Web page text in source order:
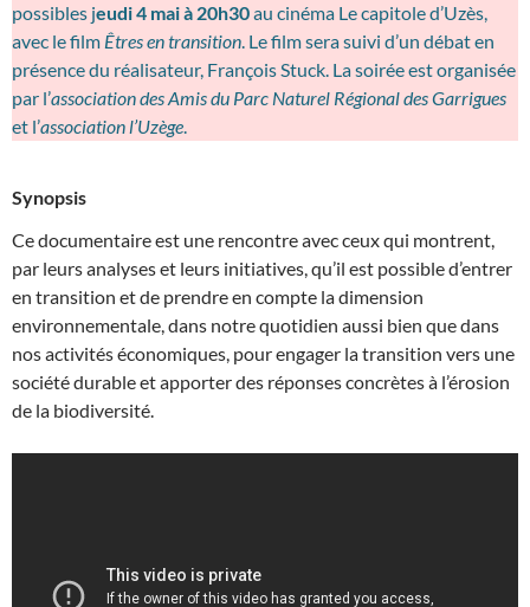
possibles jeudi 4 mai à 20h30au cinéma Le capitole d’Uzès,
avec le film Êtres en transition. Le film sera suivi d’un débat en
présence du réalisateur, François Stuck. La soirée est organisée
par l’association des Amis du Parc Naturel Régional des Garrigues
et l’association l’Uzège.
Synopsis
Ce documentaire est une rencontre avec ceux qui montrent,
par leurs analyses et leurs initiatives, qu’il est possible d’entrer
en transition et de prendre en compte la dimension
environnementale, dans notre quotidien aussi bien que dans
nos activités économiques, pour engager la transition vers une
société durable et apporter des réponses concrètes à l’érosion
de la biodiversité.